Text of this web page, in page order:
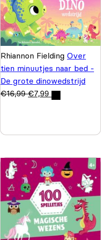
Rhiannon Fielding Over
tien minuutjes naar bed -
De grote dinowedstrijd
€16,99 €7,99